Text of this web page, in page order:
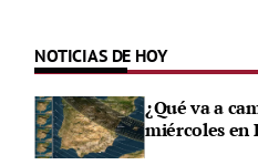
NOTICIAS DE HOY
¿Qué va a
miércoles en